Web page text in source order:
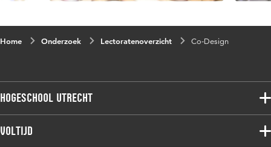
Home Onderzoek Lectoratenoverzicht Co-Design
Hogeschool Utrecht
Voltijdopleidingen
Voltijd